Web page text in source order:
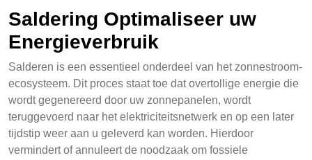
Saldering Optimaliseer uw
Energieverbruik
Salderen is een essentieel onderdeel van het zonnestroom-
ecosysteem. Dit proces staat toe dat overtollige energie die
wordt gegenereerd door uw zonnepanelen, wordt
teruggevoerd naar het elektriciteitsnetwerk en op een later
tijdstip weer aan u geleverd kan worden. Hierdoor
vermindert of annuleert de noodzaak om fossiele